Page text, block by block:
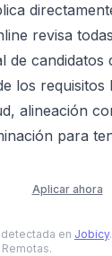
revisa
de candidatos
los requisitos
alineación
para
Aplicar ahora
en Jobicy